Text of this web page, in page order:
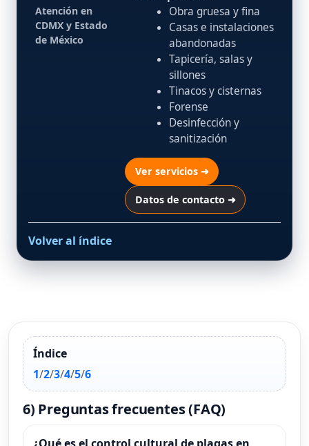
Atención en
CDMX y Estado
de México
Obra gruesa y fina
Casas e instalaciones
abandonadas
Tapicería, salas y
sillones
Tinacos y cisternas
Forense
Desinfección y
sanitización
Ver servicios ➜
Datos de contacto ➜
Volver al índice
Índice
1/2/3/4/5/6
6) Preguntas frecuentes (FAQ)
¿Qué es el control cultural de plagas en